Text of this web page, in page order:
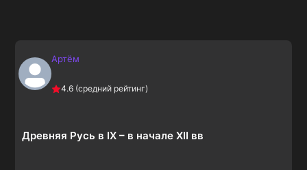
Артём
4.6 (средний рейтинг)
Древняя Русь в IX – в начале XII вв